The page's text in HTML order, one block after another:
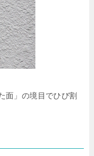
面」の境目でひび割